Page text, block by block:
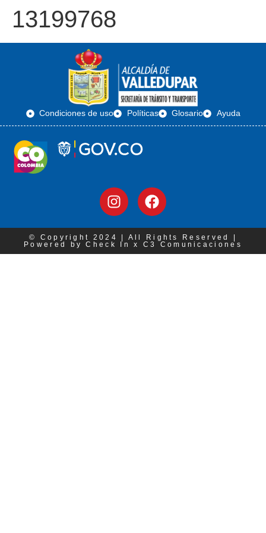
13199768
Condiciones de uso Políticas Glosario Ayuda
© Copyright 2024 | All Rights Reserved |
Powered by Check In x C3 Comunicaciones